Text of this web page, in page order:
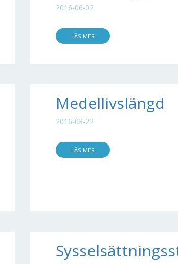
2016-06-02
LÄS MER
Medellivslängd
2016-03-22
LÄS MER